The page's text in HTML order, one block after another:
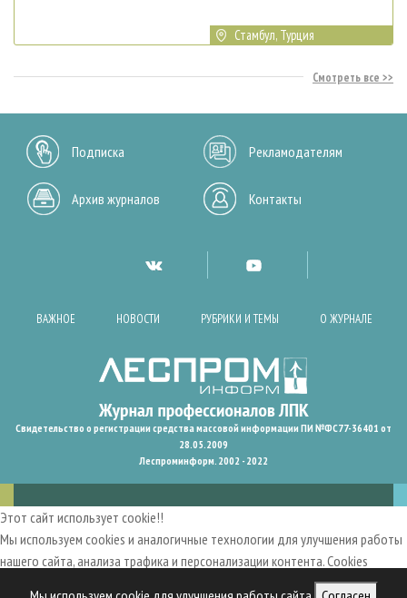
Стамбул, Турция
Смотреть все
Подписка Рекламодателям
Архив журналов Контакты
ВАЖНОЕ НОВОСТИ РУБРИКИ И ТЕМЫ О ЖУРНАЛЕ
Свидетельство о регистрации средства массовой информации ПИ №ФС77-36401 от
28.05.2009
Леспроминформ. 2002 - 2022
Этот сайт использует cookie!!
Мы используем cookies и аналогичные технологии для улучшения работы
нашего сайта, анализа трафика и персонализации контента. Cookies